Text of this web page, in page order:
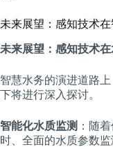
未来展望：感知技术
未来展望：感知技术
智慧水务的演进道路
下将进行深入探讨。
智能化水质监测 ：随
时、全面的水质参数